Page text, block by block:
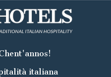
italiana